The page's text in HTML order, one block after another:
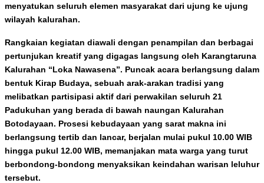
menyatukan seluruh elemen masyarakat dari ujung ke ujung
wilayah kalurahan.
Rangkaian kegiatan diawali dengan penampilan dan berbagai
pertunjukan kreatif yang digagas langsung oleh Karangtaruna
Kalurahan “Loka Nawasena”. Puncak acara berlangsung dalam
bentuk Kirap Budaya, sebuah arak-arakan tradisi yang
melibatkan partisipasi aktif dari perwakilan seluruh 21
Padukuhan yang berada di bawah naungan Kalurahan
Botodayaan. Prosesi kebudayaan yang sarat makna ini
berlangsung tertib dan lancar, berjalan mulai pukul 10.00 WIB
hingga pukul 12.00 WIB, memanjakan mata warga yang turut
berbondong-bondong menyaksikan keindahan warisan leluhur
tersebut.